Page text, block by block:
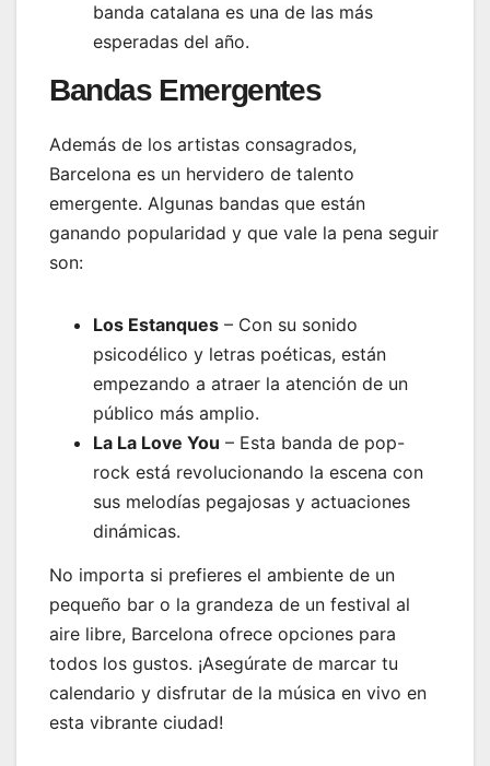
banda catalana es una de las más
esperadas del año.
Bandas Emergentes
Además de los artistas consagrados,
Barcelona es un hervidero de talento
emergente. Algunas bandas que están
ganando popularidad y que vale la pena seguir
son:
Los Estanques – Con su sonido
psicodélico y letras poéticas, están
empezando a atraer la atención de un
público más amplio.
La La Love You – Esta banda de pop-
rock está revolucionando la escena con
sus melodías pegajosas y actuaciones
dinámicas.
No importa si prefieres el ambiente de un
pequeño bar o la grandeza de un festival al
aire libre, Barcelona ofrece opciones para
todos los gustos. ¡Asegúrate de marcar tu
calendario y disfrutar de la música en vivo en
esta vibrante ciudad!